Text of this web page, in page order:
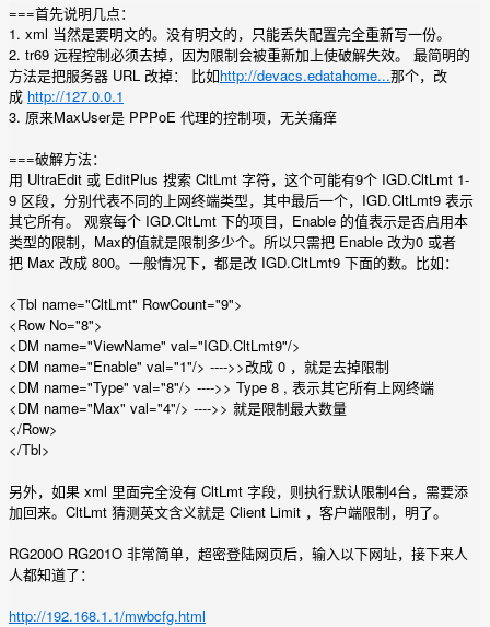
===首先说明几点：
1. xml 当然是要明文的。没有明文的，只能丢失配置完全重新写一份。
2. tr69 远程控制必须去掉，因为限制会被重新加上使破解失效。 最简明的
方法是把服务器 URL 改掉： 比如http://devacs.edatahome...那个，改
成 http://127.0.0.1
3. 原来MaxUser是 PPPoE 代理的控制项，无关痛痒
===破解方法：
用 UltraEdit 或 EditPlus 搜索 CltLmt 字符，这个可能有9个 IGD.CltLmt 1-
9 区段，分别代表不同的上网终端类型，其中最后一个，IGD.CltLmt9 表示
其它所有。 观察每个 IGD.CltLmt 下的项目，Enable 的值表示是否启用本
类型的限制，Max的值就是限制多少个。所以只需把 Enable 改为0 或者
把 Max 改成 800。一般情况下，都是改 IGD.CltLmt9 下面的数。比如：
<Tbl name="CltLmt" RowCount="9">
<Row No="8">
<DM name="ViewName" val="IGD.CltLmt9"/>
<DM name="Enable" val="1"/> ---->>改成 0 ，就是去掉限制
<DM name="Type" val="8"/> ---->> Type 8 , 表示其它所有上网终端
<DM name="Max" val="4"/> ---->> 就是限制最大数量
</Row>
</Tbl>
另外，如果 xml 里面完全没有 CltLmt 字段，则执行默认限制4台，需要添
加回来。CltLmt 猜测英文含义就是 Client Limit ，客户端限制，明了。
RG200O RG201O 非常简单，超密登陆网页后，输入以下网址，接下来人
人都知道了：
http://192.168.1.1/mwbcfg.html